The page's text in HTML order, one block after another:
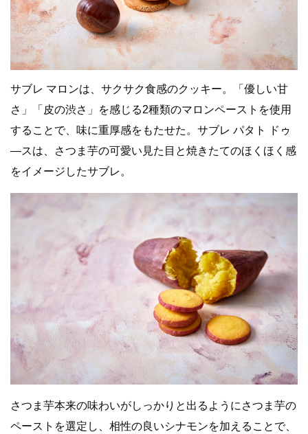
サブレ マロンは、サクサク食感のクッキー。「優しい甘
さ」「皮の渋さ」を感じる2種類のマロンペーストを使用
することで、味に重厚感をもたせた。サブレ パタト ドゥ
―スは、さつま芋の可愛い見た目と焼きたてのほくほく感
をイメージしたサブレ。
さつま芋本来の味わいがしっかりと出るようにさつま芋の
ペーストを選定し、相性の良いシナモンを加えることで、